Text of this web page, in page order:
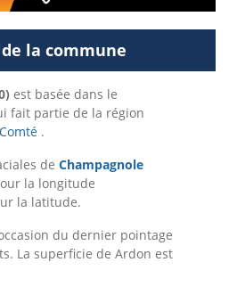
la commune
est basée dans le
fait partie de la région
.
de Champagnole
la longitude
la latitude.
du dernier pointage
La superficie de Ardon est